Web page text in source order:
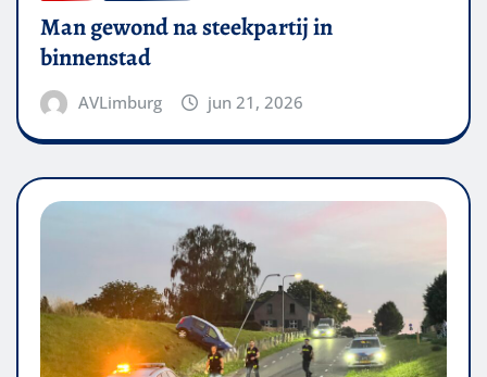
Man gewond na steekpartij in
binnenstad
AVLimburg jun 21, 2026